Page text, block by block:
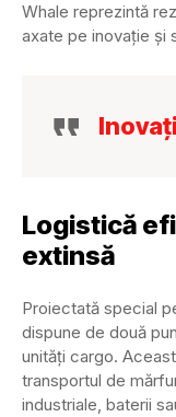
Whale reprezintă
axate pe inovație și
Logistică
extinsă
Proiectată special
dispune de două
unități cargo.
transportul de
industriale, baterii